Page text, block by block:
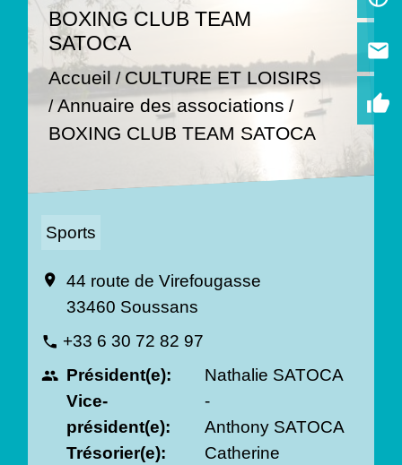
BOXING CLUB TEAM
SATOCA
Accueil / CULTURE ET LOISIRS
/Annuaire des associations /
BOXING CLUB TEAM SATOCA
Sports
location_on
44 route de Virefougasse
33460 Soussans
phone +33 6 30 72 82 97
people Président(e):
Vice-
président(e):
Trésorier(e):
Nathalie SATOCA
-
Anthony SATOCA
Catherine
email
thumb_up